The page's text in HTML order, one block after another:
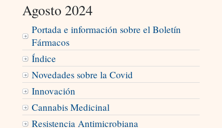
Agosto 2024
Portada e información sobre el Boletín
Fármacos
Índice
Novedades sobre la Covid
Innovación
Cannabis Medicinal
Resistencia Antimicrobiana